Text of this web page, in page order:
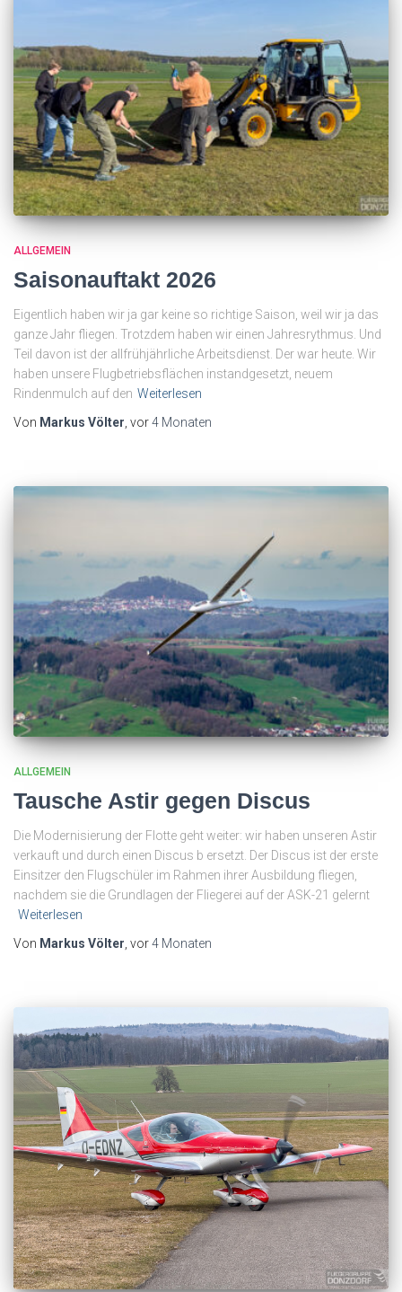
ALLGEMEIN
Saisonauftakt 2026
Eigentlich haben wir ja gar keine so richtige Saison, weil wir ja das
ganze Jahr fliegen. Trotzdem haben wir einen Jahresrythmus. Und
Teil davon ist der allfrühjährliche Arbeitsdienst. Der war heute. Wir
haben unsere Flugbetriebsflächen instandgesetzt, neuem
Rindenmulch auf den Weiterlesen
Von Markus Völter, vor4 Monaten
ALLGEMEIN
Tausche Astir gegen Discus
Die Modernisierung der Flotte geht weiter: wir haben unseren Astir
verkauft und durch einen Discus b ersetzt. Der Discus ist der erste
Einsitzer den Flugschüler im Rahmen ihrer Ausbildung fliegen,
nachdem sie die Grundlagen der Fliegerei auf der ASK-21 gelernt
Weiterlesen
Von Markus Völter , vor4 Monaten